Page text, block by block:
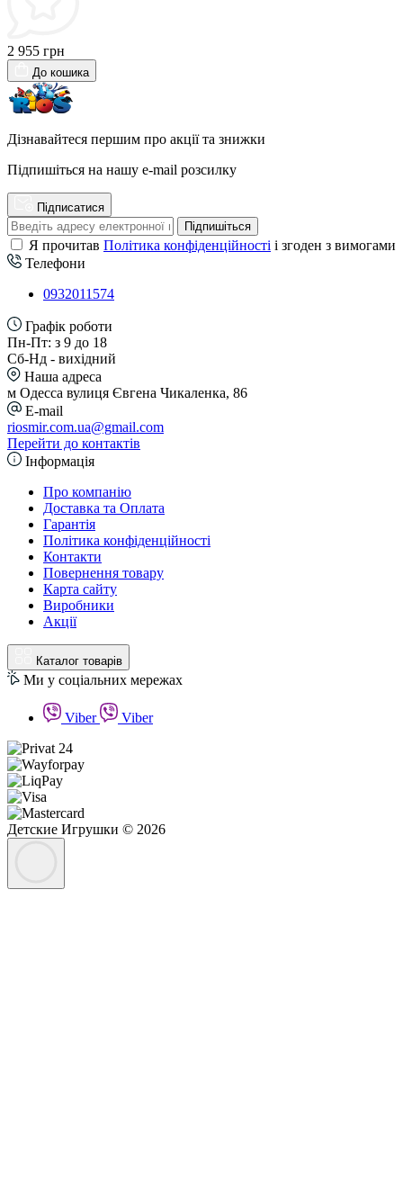
2 955 грн
До кошика
Дізнавайтеся першим про акції та знижки
Підпишіться на нашу e-mail розсилку
Підписатися
Підпишіться
Я прочитав Політика конфіденційності і згоден з вимогами
Телефони
0932011574
Графік роботи
Пн-Пт: з 9 до 18
Сб-Нд - вихідний
Наша адреса
м Одесса вулиця Євгена Чикаленка, 86
E-mail
riosmir.com.ua@gmail.com
Перейти до контактів
Інформація
Про компанію
Доставка та Оплата
Гарантія
Політика конфіденційності
Контакти
Повернення товару
Карта сайту
Виробники
Акції
Каталог товарів
Ми у соціальних мережах
Viber Viber
Детские Игрушки © 2026